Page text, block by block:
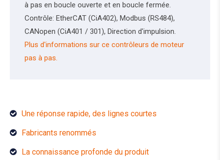
à pas en boucle ouverte et en boucle fermée.
Contrôle: EtherCAT (CiA402), Modbus (RS484),
CANopen (CiA401 / 301), Direction d'impulsion.
Plus d'informations sur ce contrôleurs de moteur
pas à pas.
Une réponse rapide, des lignes courtes
Fabricants renommés
La connaissance profonde du produit